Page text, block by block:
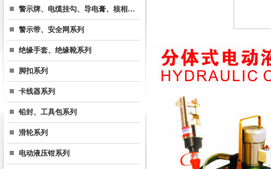
警示牌、电缆挂勾、导电膏、核相…
警示带、安全网系列
绝缘手套、绝缘靴系列
脚扣系列
卡线器系列
铅封、工具包系列
滑轮系列
电动液压钳系列